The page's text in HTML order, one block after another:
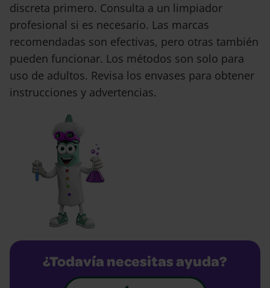
discreta primero. Consulta a un limpiador
profesional si es necesario. Las marcas
recomendadas son efectivas, pero otras también
pueden funcionar. Los métodos son solo para
uso de adultos. Revisa los envases para obtener
instrucciones y advertencias.
¿Todavía necesitas ayuda?